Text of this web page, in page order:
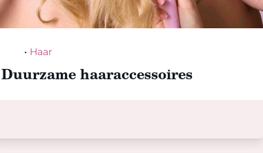
• Haar
Duurzame haaraccessoires